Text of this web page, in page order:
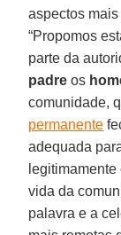
aspectos
“Propomos
parte da
padreos
comunidade,
permanente
adequada
vida da
palavra e a